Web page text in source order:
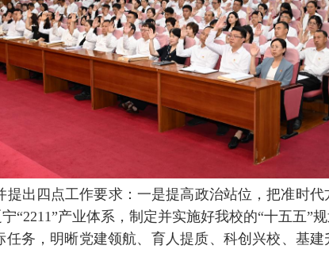
出四点工作要求：一是提高政治站位，把准时
“2211”产业体系，制定并实施好我校的“十五五”
务，明晰党建领航、育人提质、科创兴校、基